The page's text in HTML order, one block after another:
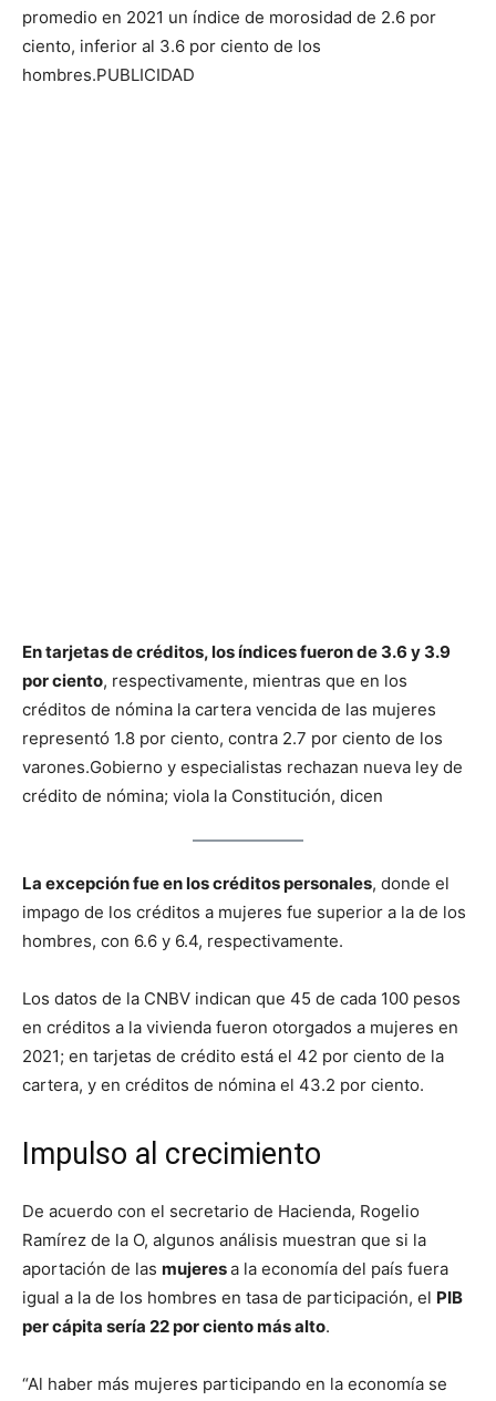
promedio en 2021 un índice de morosidad de 2.6 por
ciento, inferior al 3.6 por ciento de los
hombres.PUBLICIDAD
En tarjetas de créditos, los índices fueron de 3.6 y 3.9
por ciento, respectivamente, mientras que en los
créditos de nómina la cartera vencida de las mujeres
representó 1.8 por ciento, contra 2.7 por ciento de los
varones.Gobierno y especialistas rechazan nueva ley de
crédito de nómina; viola la Constitución, dicen
La excepción fue en los créditos personales, donde el
impago de los créditos a mujeres fue superior a la de los
hombres, con 6.6 y 6.4, respectivamente.
Los datos de la CNBV indican que 45 de cada 100 pesos
en créditos a la vivienda fueron otorgados a mujeres en
2021; en tarjetas de crédito está el 42 por ciento de la
cartera, y en créditos de nómina el 43.2 por ciento.
Impulso al crecimiento
De acuerdo con el secretario de Hacienda, Rogelio
Ramírez de la O, algunos análisis muestran que si la
aportación de las mujeresa la economía del país fuera
igual a la de los hombres en tasa de participación, el PIB
per cápita sería 22 por ciento más alto.
“Al haber más mujeres participando en la economía se